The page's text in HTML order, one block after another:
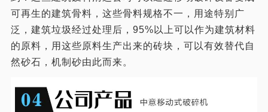
可再生的建筑骨料，这些骨料规格不一，用途特别广
泛，建筑垃圾经过处理后，95%以上可以作为建筑材料
的原料，用这些原料生产出来的砖块，可以有效替代自
然砂石，机制砂由此而来。